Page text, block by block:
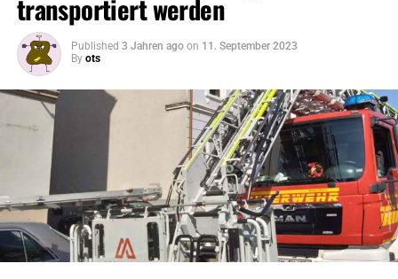
transportiert werden
Published 3 Jahren ago on 11. September 2023
By ots